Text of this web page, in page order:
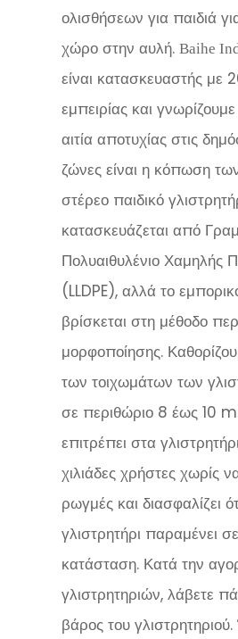
ολισθήσεων για παιδιά
χώρο στην αυλή. Baihe
είναι κατασκευαστής με
εμπειρίας και
αιτία αποτυχίας στις
ζώνες είναι η κόπωση
στέρεο παιδικό
κατασκευάζεται από
Πολυαιθυλένιο Χαμηλής
(LLDPE), αλλά το
βρίσκεται στη μέθοδο
μορφοποίησης.
των τοιχωμάτων των
σε περιθώριο 8 έως 10
επιτρέπει στα
χιλιάδες χρήστες χωρίς
ρωγμές και διασφαλίζει
γλιστρητήρι παραμένει
κατάσταση. Κατά την
γλιστρητηριών, λάβετε
βάρος του